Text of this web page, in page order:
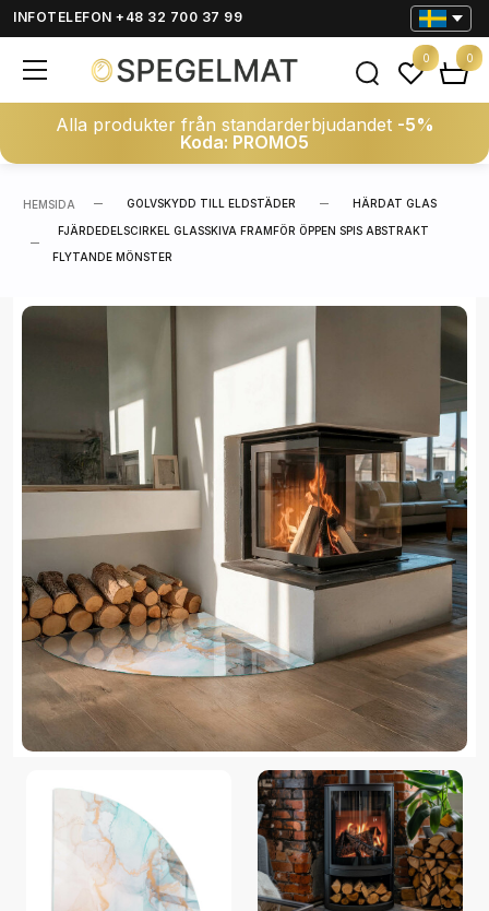
INFOTELEFON +48 32 700 37 99
Alla produkter från standarderbjudandet -5%
Koda: PROMO5
0 0
HEMSIDA GOLVSKYDD TILL ELDSTÄDER HÄRDAT GLAS
FJÄRDEDELSCIRKEL GLASSKIVA FRAMFÖR ÖPPEN SPIS ABSTRAKT
FLYTANDE MÖNSTER